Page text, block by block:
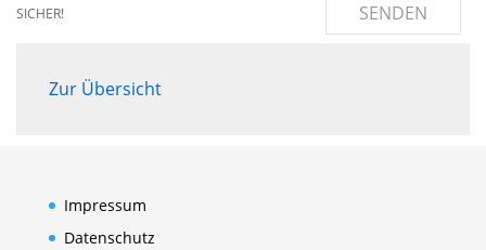
SICHER! SENDEN
Zur Übersicht
Impressum
Datenschutz